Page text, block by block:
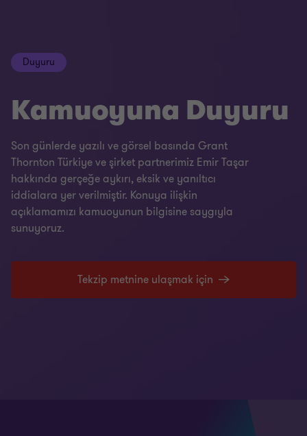
Duyuru
Kamuoyuna Duyuru
Son günlerde yazılı ve görsel basında Grant
Thornton Türkiye ve şirket partnerimiz Emir Taşar
hakkında gerçeğe aykırı, eksik ve yanıltıcı
iddialara yer verilmiştir. Konuya ilişkin
açıklamamızı kamuoyunun bilgisine saygıyla
sunuyoruz.
Tekzip metnine ulaşmak için